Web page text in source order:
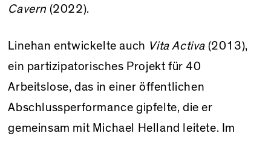
Cavern (2022).
Linehan entwickelte auch Vita Activa (2013),
ein partizipatorisches Projekt für 40
Arbeitslose, das in einer öffentlichen
Abschlussperformance gipfelte, die er
gemeinsam mit Michael Helland leitete. Im